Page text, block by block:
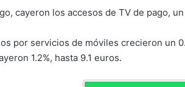
cayeron los accesos de TV de pago,
por servicios de móviles crecieron un
1.2%, hasta 9.1 euros.